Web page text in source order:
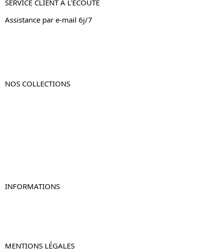
SERVICE CLIENT À L'ÉCOUTE
Assistance par e-mail 6j/7
NOS COLLECTIONS
INFORMATIONS
MENTIONS LÉGALES